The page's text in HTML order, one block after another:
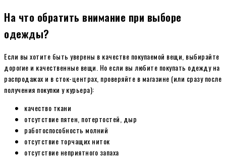
На что обратить внимание при выборе
одежды?
Если вы хотите быть уверены в качестве покупаемой вещи, выбирайте
дорогие и качественные вещи. Но если вы любите покупать одежду на
распродажах и в сток-центрах, проверяйте в магазине (или сразу после
получения покупки у курьера):
качество ткани
отсутствие пятен, потертостей, дыр
работоспособность молний
отсутствие торчащих ниток
отсутствие неприятного запаха